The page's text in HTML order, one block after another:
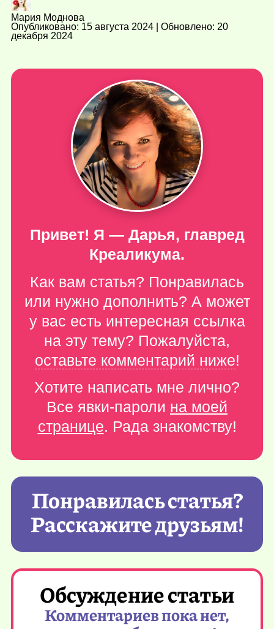
Мария Моднова
Опубликовано: 15 августа 2024 | Обновлено: 20
декабря 2024
Привет! Я — Дарья, главред
Креаликума.
Как вам статья? Понравилась
или нужно дополнить? А может
у вас есть интересная ссылка
на эту тему? Пожалуйста,
оставьте комментарий ниже!
Хотите написать мне лично?
Все явки-пароли на моей
странице. Рада знакомству!
Понравилась статья?
Расскажите друзьям!
Обсуждение статьи
Комментариев пока нет,